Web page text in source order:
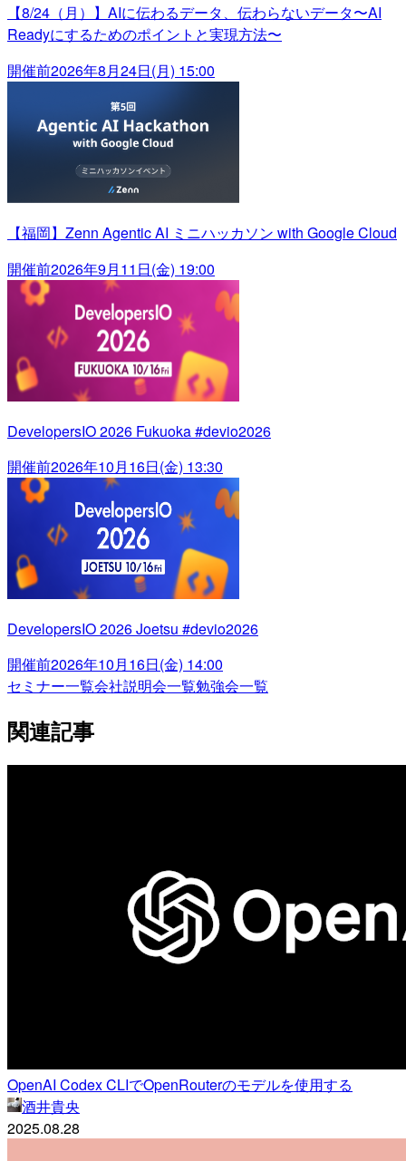
【8/24（月）】AIに伝わるデータ、伝わらないデータ〜AI
Readyにするためのポイントと実現方法〜
開催前2026年8月24日(月) 15:00
【福岡】Zenn Agentic AI ミニハッカソン with Google Cloud
開催前2026年9月11日(金) 19:00
DevelopersIO 2026 Fukuoka #devio2026
開催前2026年10月16日(金) 13:30
DevelopersIO 2026 Joetsu #devio2026
開催前2026年10月16日(金) 14:00
セミナー一覧会社説明会一覧勉強会一覧
関連記事
OpenAI Codex CLIでOpenRouterのモデルを使用する
酒井貴央
2025.08.28